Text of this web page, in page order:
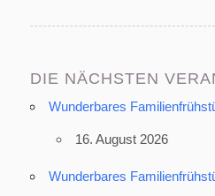
DIE NÄCHSTEN
Wunderbares
16. August 2026
Wunderbares